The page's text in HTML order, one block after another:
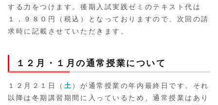
する力をつけます。後期入試実践ゼミのテキスト代は
１，９８０円（税込）となっておりますので、次回の請
求時に記載させていただきます。
１２月・１月の通常授業について
１２月２１日（ 土 ）が通常授業の年内最終日です。それ
以降は冬期講習期間に入っているため、通常授業はあり